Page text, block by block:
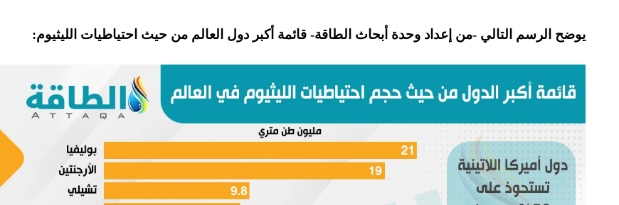
يوضح الرسم التالي -من إعداد وحدة أبحاث الطاقة- قائمة أكبر دول العالم من حيث احتياطيات الليثيوم: